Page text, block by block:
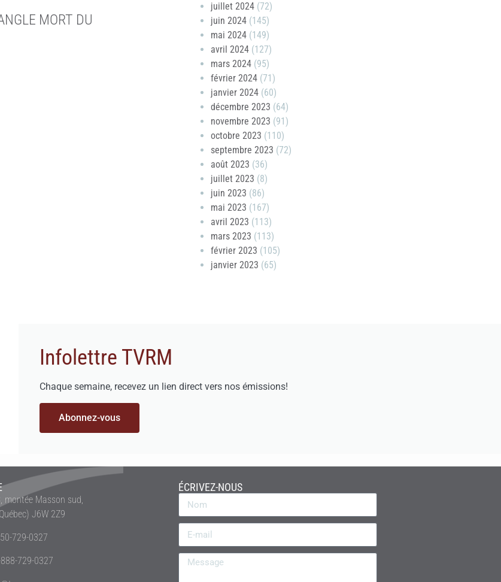
MORT DU
juillet 2024(72)
juin 2024(145)
mai 2024(149)
avril 2024(127)
mars 2024(95)
février 2024(71)
janvier 2024(60)
décembre 2023 (64)
novembre 2023 (91)
octobre 2023 (110)
septembre 2023 (72)
août 2023 (36)
juillet 2023 (8)
juin 2023 (86)
mai 2023 (167)
avril 2023 (113)
mars 2023 (113)
février 2023 (105)
janvier 2023 (65)
Infolettre TVRM
Chaque semaine, recevez un lien direct vers nos émissions!
Abonnez-vous
montée Masson sud,
J6W 2Z9
729-0327
729-0327
ÉCRIVEZ-NOUS